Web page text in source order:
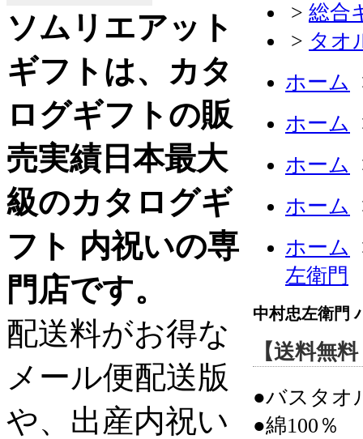
> 総合
> タオ
ホーム
ホーム
ホーム
ホーム
ホーム
左衛門
中村忠左衛門
【送料無
●バスタオ
●綿100％
ソムリエアット
ギフトは、カタ
ログギフトの販
売実績日本最大
級のカタログギ
フト 内祝いの専
門店です。
配送料がお得な
メール便配送版
や、出産内祝い